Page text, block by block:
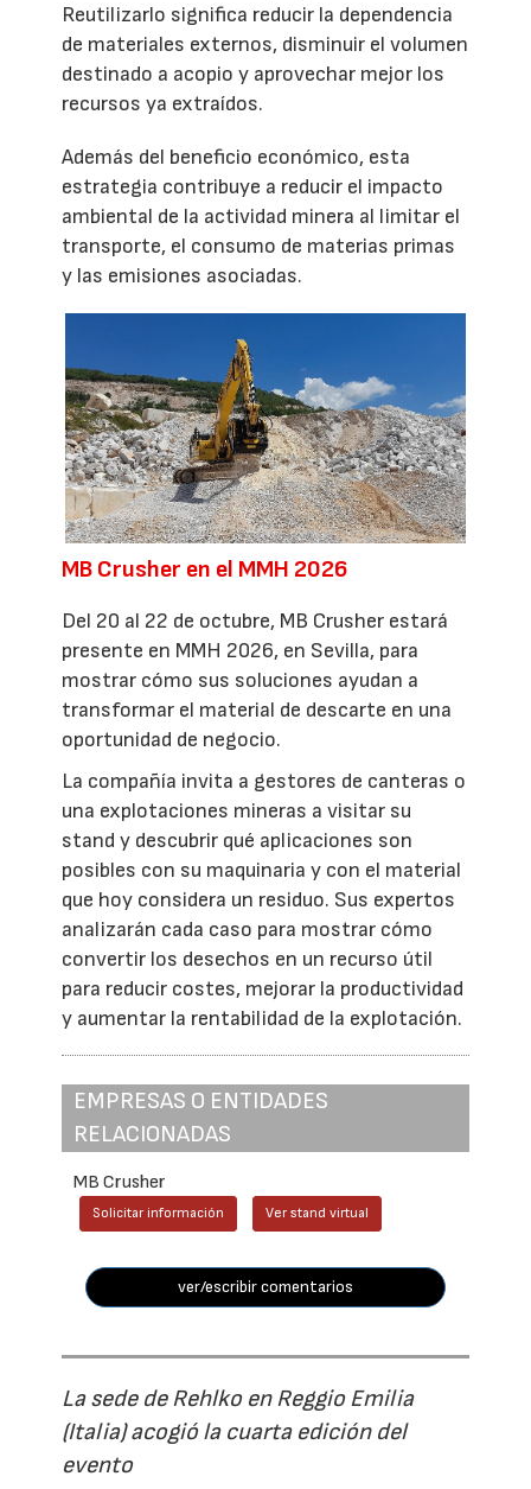
Reutilizarlo significa reducir la dependencia
de materiales externos, disminuir el volumen
destinado a acopio y aprovechar mejor los
recursos ya extraídos.
Además del beneficio económico, esta
estrategia contribuye a reducir el impacto
ambiental de la actividad minera al limitar el
transporte, el consumo de materias primas
y las emisiones asociadas.
MB Crusher en el MMH 2026
Del 20 al 22 de octubre, MB Crusher estará
presente en MMH 2026, en Sevilla, para
mostrar cómo sus soluciones ayudan a
transformar el material de descarte en una
oportunidad de negocio.
La compañía invita a gestores de canteras o
una explotaciones mineras a visitar su
stand y descubrir qué aplicaciones son
posibles con su maquinaria y con el material
que hoy considera un residuo. Sus expertos
analizarán cada caso para mostrar cómo
convertir los desechos en un recurso útil
para reducir costes, mejorar la productividad
y aumentar la rentabilidad de la explotación.
EMPRESAS O ENTIDADES
RELACIONADAS
MB Crusher
Solicitar información Ver stand virtual
ver/escribir comentarios
La sede de Rehlko en Reggio Emilia
(Italia) acogió la cuarta edición del
evento